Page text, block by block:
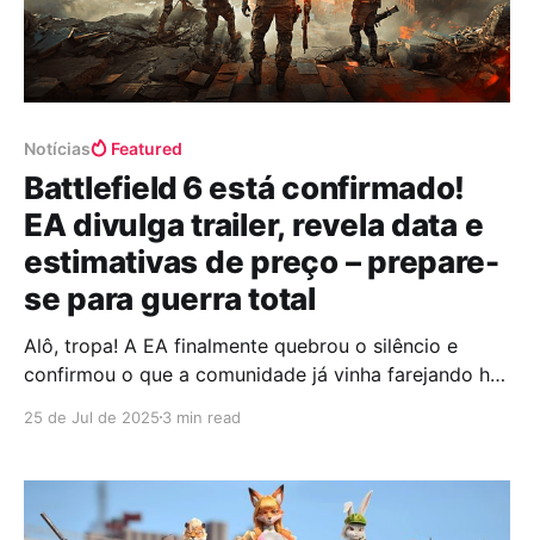
Notícias Featured
Battlefield 6 está confirmado!
EA divulga trailer, revela data e
estimativas de preço – prepare-
se para guerra total
Alô, tropa! A EA finalmente quebrou o silêncio e
confirmou o que a comunidade já vinha farejando há
tudo. E olha, o primeiro trailer — marcado pro dia 24
cinematográficas, helicópteros rasgando
25 de Jul de 2025 3 min read